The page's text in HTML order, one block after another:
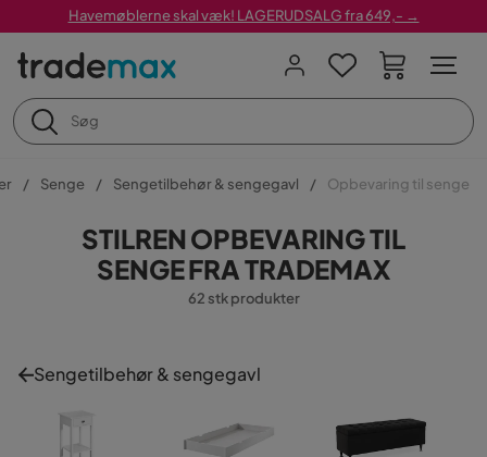
Havemøblerne skal væk! LAGERUDSALG fra 649,- →
Senge Sengetilbehør & sengegavl Opbevaring til senge
STILREN OPBEVARING TIL
SENGE FRA TRADEMAX
62 stk produkter
Sengetilbehør & sengegavl